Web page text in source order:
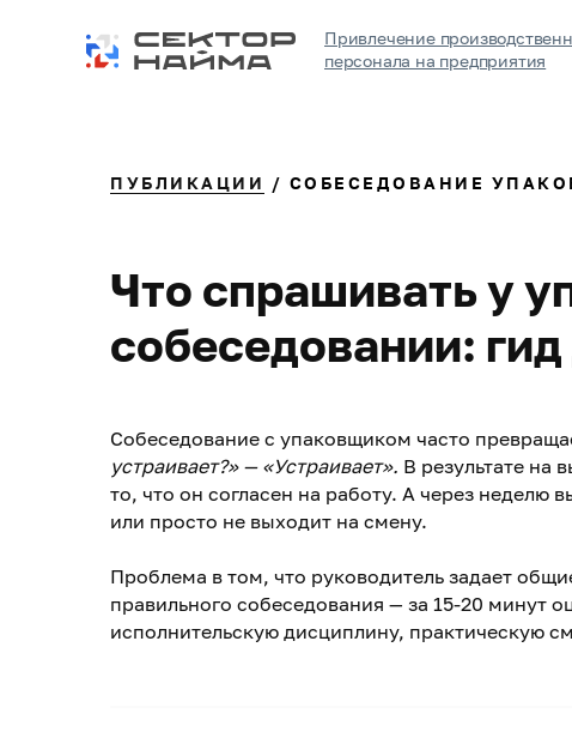
Привлечение
персонала на предприятия
ПУБЛИКАЦИИ / СОБЕСЕДОВАНИЕ
Что спрашивать у
собеседовании:
Собеседование с упаковщиком часто
устраивает?» — «Устраивает». В результате на
то, что он согласен на работу. А через неделю
или просто не выходит на смену.
Проблема в том, что руководитель задает
правильного собеседования — за 15-20 минут
исполнительскую дисциплину, практическую